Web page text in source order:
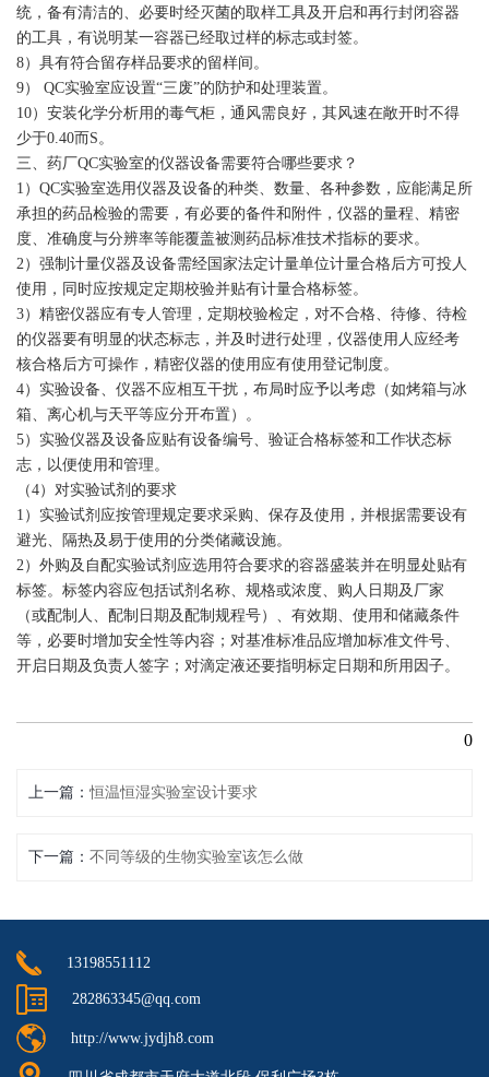
统，备有清洁的、必要时经灭菌的取样工具及开启和再行封闭容器
的工具，有说明某一容器已经取过样的标志或封签。
8）具有符合留存样品要求的留样间。
9） QC实验室应设置“三废”的防护和处理装置。
10）安装化学分析用的毒气柜，通风需良好，其风速在敞开时不得
少于0.40而S。
三、药厂QC实验室的仪器设备需要符合哪些要求？
1）QC实验室选用仪器及设备的种类、数量、各种参数，应能满足所
承担的药品检验的需要，有必要的备件和附件，仪器的量程、精密
度、准确度与分辨率等能覆盖被测药品标准技术指标的要求。
2）强制计量仪器及设备需经国家法定计量单位计量合格后方可投人
使用，同时应按规定定期校验并贴有计量合格标签。
3）精密仪器应有专人管理，定期校验检定，对不合格、待修、待检
的仪器要有明显的状态标志，并及时进行处理，仪器使用人应经考
核合格后方可操作，精密仪器的使用应有使用登记制度。
4）实验设备、仪器不应相互干扰，布局时应予以考虑（如烤箱与冰
箱、离心机与天平等应分开布置）。
5）实验仪器及设备应贴有设备编号、验证合格标签和工作状态标
志，以便使用和管理。
（4）对实验试剂的要求
1）实验试剂应按管理规定要求采购、保存及使用，并根据需要设有
避光、隔热及易于使用的分类储藏设施。
2）外购及自配实验试剂应选用符合要求的容器盛装并在明显处贴有
标签。标签内容应包括试剂名称、规格或浓度、购人日期及厂家
（或配制人、配制日期及配制规程号）、有效期、使用和储藏条件
等，必要时增加安全性等内容；对基准标准品应增加标准文件号、
开启日期及负责人签字；对滴定液还要指明标定日期和所用因子。
0
上一篇 恒温恒湿实验室设计要求
下一篇 不同等级的生物实验室该怎么做
13198551112
282863345@qq.com
http://www.jydjh8.com